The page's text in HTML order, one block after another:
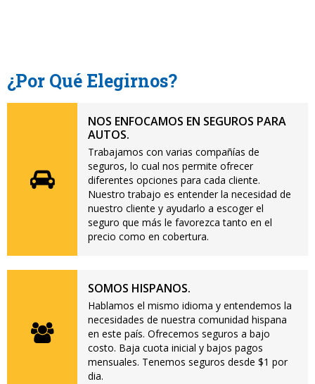
¿Por Qué Elegirnos?
NOS ENFOCAMOS EN SEGUROS PARA
AUTOS.
Trabajamos con varias compañías de
seguros, lo cual nos permite ofrecer
diferentes opciones para cada cliente.
Nuestro trabajo es entender la necesidad de
nuestro cliente y ayudarlo a escoger el
seguro que más le favorezca tanto en el
precio como en cobertura.
SOMOS HISPANOS.
Hablamos el mismo idioma y entendemos la
necesidades de nuestra comunidad hispana
en este país. Ofrecemos seguros a bajo
costo. Baja cuota inicial y bajos pagos
mensuales. Tenemos seguros desde $1 por
dia.